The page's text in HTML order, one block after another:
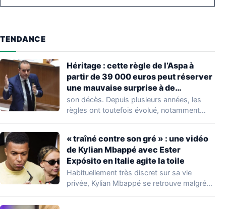
TENDANCE
Héritage : cette règle de l’Aspa à
partir de 39 000 euros peut réserver
une mauvaise surprise à de
nombreuses familles
son décès. Depuis plusieurs années, les
règles ont toutefois évolué, notamment
« traîné contre son gré » : une vidéo
de Kylian Mbappé avec Ester
Expósito en Italie agite la toile
Habituellement très discret sur sa vie
privée, Kylian Mbappé se retrouve malgré